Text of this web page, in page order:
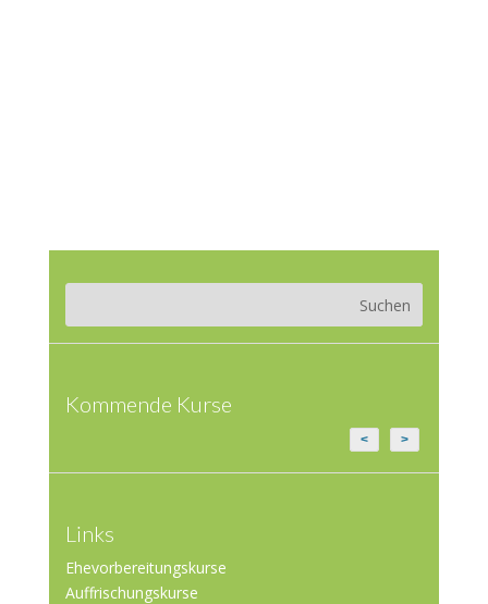
Kommende Kurse
< >
Links
Ehevorbereitungskurse
Auffrischungskurse